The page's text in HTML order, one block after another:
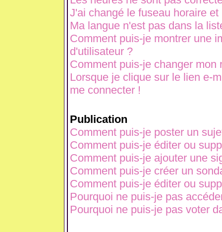
J'ai changé le fuseau horaire
Ma langue n'est pas dans la
Comment puis-je montrer une
d'utilisateur ?
Comment puis-je changer mon
Lorsque je clique sur le lien e-
me connecter !
Publication
Comment puis-je poster un
Comment puis-je éditer ou
Comment puis-je ajouter une
Comment puis-je créer un
Comment puis-je éditer ou
Pourquoi ne puis-je pas
Pourquoi ne puis-je pas voter